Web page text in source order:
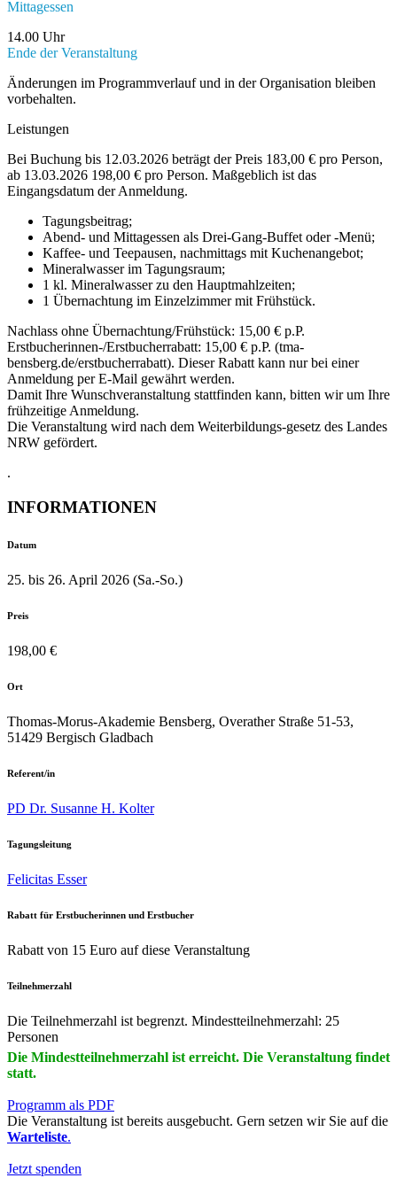
Mittagessen
14.00 Uhr
Ende der Veranstaltung
Änderungen im Programmverlauf und in der Organisation bleiben
vorbehalten.
Leistungen
Bei Buchung bis 12.03.2026 beträgt der Preis 183,00 € pro Person,
ab 13.03.2026 198,00 € pro Person. Maßgeblich ist das
Eingangsdatum der Anmeldung.
Tagungsbeitrag;
Abend- und Mittagessen als Drei-Gang-Buffet oder -Menü;
Kaffee- und Teepausen, nachmittags mit Kuchenangebot;
Mineralwasser im Tagungsraum;
1 kl. Mineralwasser zu den Hauptmahlzeiten;
1 Übernachtung im Einzelzimmer mit Frühstück.
Nachlass ohne Übernachtung/Frühstück: 15,00 € p.P.
Erstbucherinnen-/Erstbucherrabatt: 15,00 € p.P. (tma-
bensberg.de/erstbucherrabatt). Dieser Rabatt kann nur bei einer
Anmeldung per E-Mail gewährt werden.
Damit Ihre Wunschveranstaltung stattfinden kann, bitten wir um Ihre
frühzeitige Anmeldung.
Die Veranstaltung wird nach dem Weiterbildungs-gesetz des Landes
NRW gefördert.
.
INFORMATIONEN
Datum
25. bis 26. April 2026 (Sa.-So.)
Preis
198,00 €
Ort
Thomas-Morus-Akademie Bensberg, Overather Straße 51-53,
51429 Bergisch Gladbach
Referent/in
PD Dr. Susanne H. Kolter
Tagungsleitung
Felicitas Esser
Rabatt für Erstbucherinnen und Erstbucher
Rabatt von 15 Euro auf diese Veranstaltung
Teilnehmerzahl
Die Teilnehmerzahl ist begrenzt. Mindestteilnehmerzahl: 25
Personen
Die Mindestteilnehmerzahl ist erreicht. Die Veranstaltung findet
statt.
Programm als PDF
Die Veranstaltung ist bereits ausgebucht. Gern setzen wir Sie auf die
Warteliste.
Jetzt spenden